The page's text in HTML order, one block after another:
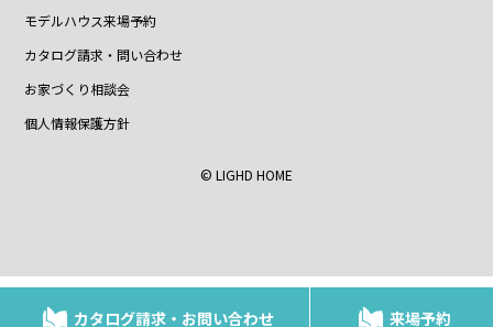
カタログ請求・お問い合わせ 来場予約
モデルハウス来場予約
カタログ請求・問い合わせ
お家づくり相談会
個人情報保護方針
© LIGHD HOME